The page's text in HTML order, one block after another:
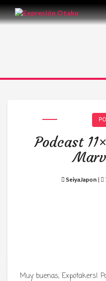
Podcast
SeiyaJapon |
Muy buenas, Expotakers!